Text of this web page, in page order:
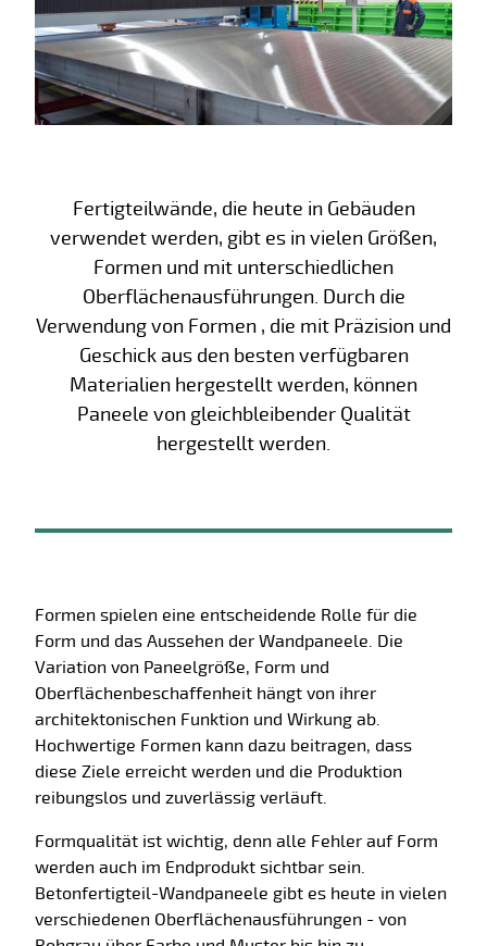
Fertigteilwände, die heute in Gebäuden
verwendet werden, gibt es in vielen Größen,
Formen und mit unterschiedlichen
Oberflächenausführungen. Durch die
Verwendung von Formen , die mit Präzision und
Geschick aus den besten verfügbaren
Materialien hergestellt werden, können
Paneele von gleichbleibender Qualität
hergestellt werden.
Formen spielen eine entscheidende Rolle für die
Form und das Aussehen der Wandpaneele. Die
Variation von Paneelgröße, Form und
Oberflächenbeschaffenheit hängt von ihrer
architektonischen Funktion und Wirkung ab.
Hochwertige Formen kann dazu beitragen, dass
diese Ziele erreicht werden und die Produktion
reibungslos und zuverlässig verläuft.
Formqualität ist wichtig, denn alle Fehler auf Form
werden auch im Endprodukt sichtbar sein.
Betonfertigteil-Wandpaneele gibt es heute in vielen
verschiedenen Oberflächenausführungen - von